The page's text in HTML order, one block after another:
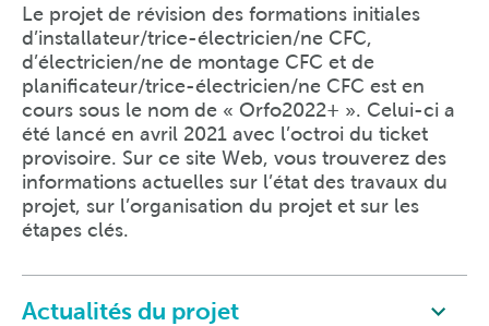
Le projet de révision des formations initiales
d’installateur/trice-électricien/ne CFC,
d’électricien/ne de montage CFC et de
planificateur/trice-électricien/ne CFC est en
cours sous le nom de « Orfo2022+ ». Celui-ci a
été lancé en avril 2021 avec l’octroi du ticket
provisoire. Sur ce site Web, vous trouverez des
informations actuelles sur l’état des travaux du
projet, sur l’organisation du projet et sur les
étapes clés.
Actualités du projet